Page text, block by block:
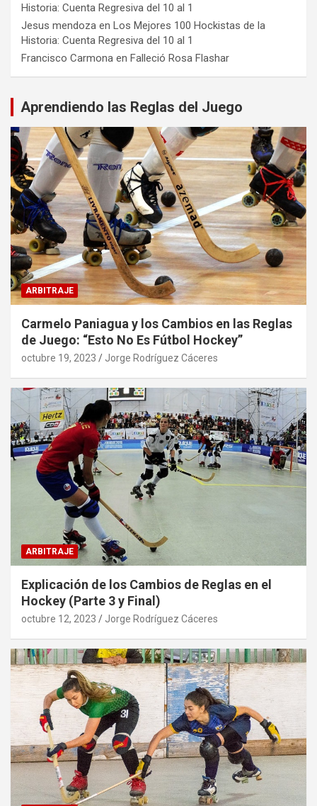
Historia: Cuenta Regresiva del 10 al 1
Jesus mendoza en Los Mejores 100 Hockistas de la
Historia: Cuenta Regresiva del 10 al 1
Francisco Carmona en Falleció Rosa Flashar
Aprendiendo las Reglas del Juego
ARBITRAJE
Carmelo Paniagua y los Cambios en las Reglas
de Juego: “Esto No Es Fútbol Hockey”
octubre 19, 2023 Jorge Rodríguez Cáceres
ARBITRAJE
Explicación de los Cambios de Reglas en el
Hockey (Parte 3 y Final)
octubre 12, 2023 Jorge Rodríguez Cáceres